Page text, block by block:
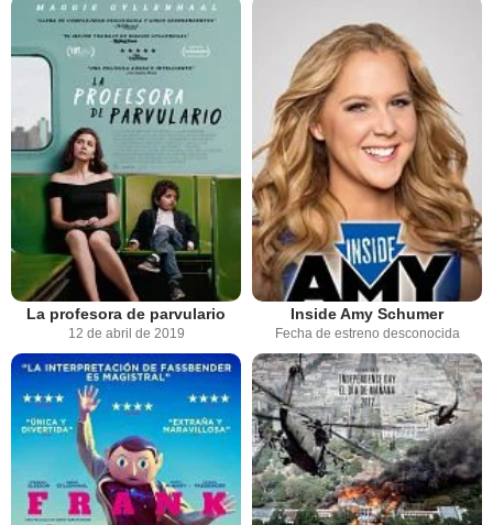
La profesora de parvulario
12 de abril de 2019
Inside Amy Schumer
Fecha de estreno desconocida